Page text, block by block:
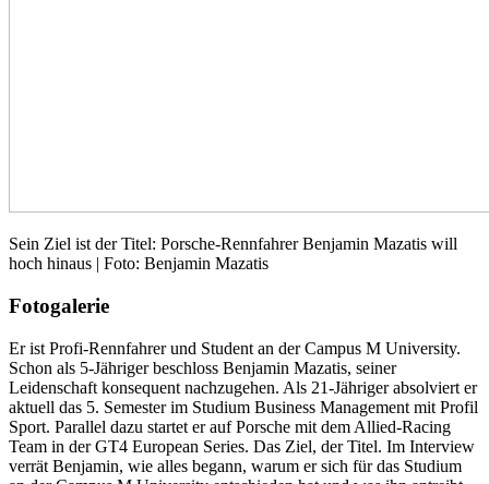
Sein Ziel ist der Titel: Porsche-Rennfahrer Benjamin Mazatis will
hoch hinaus | Foto: Benjamin Mazatis
Fotogalerie
Er ist Profi-Rennfahrer und Student an der Campus M University.
Schon als 5-Jähriger beschloss Benjamin Mazatis, seiner
Leidenschaft konsequent nachzugehen. Als 21-Jähriger absolviert er
aktuell das 5. Semester im Studium Business Management mit Profil
Sport. Parallel dazu startet er auf Porsche mit dem Allied-Racing
Team in der GT4 European Series. Das Ziel, der Titel. Im Interview
verrät Benjamin, wie alles begann, warum er sich für das Studium